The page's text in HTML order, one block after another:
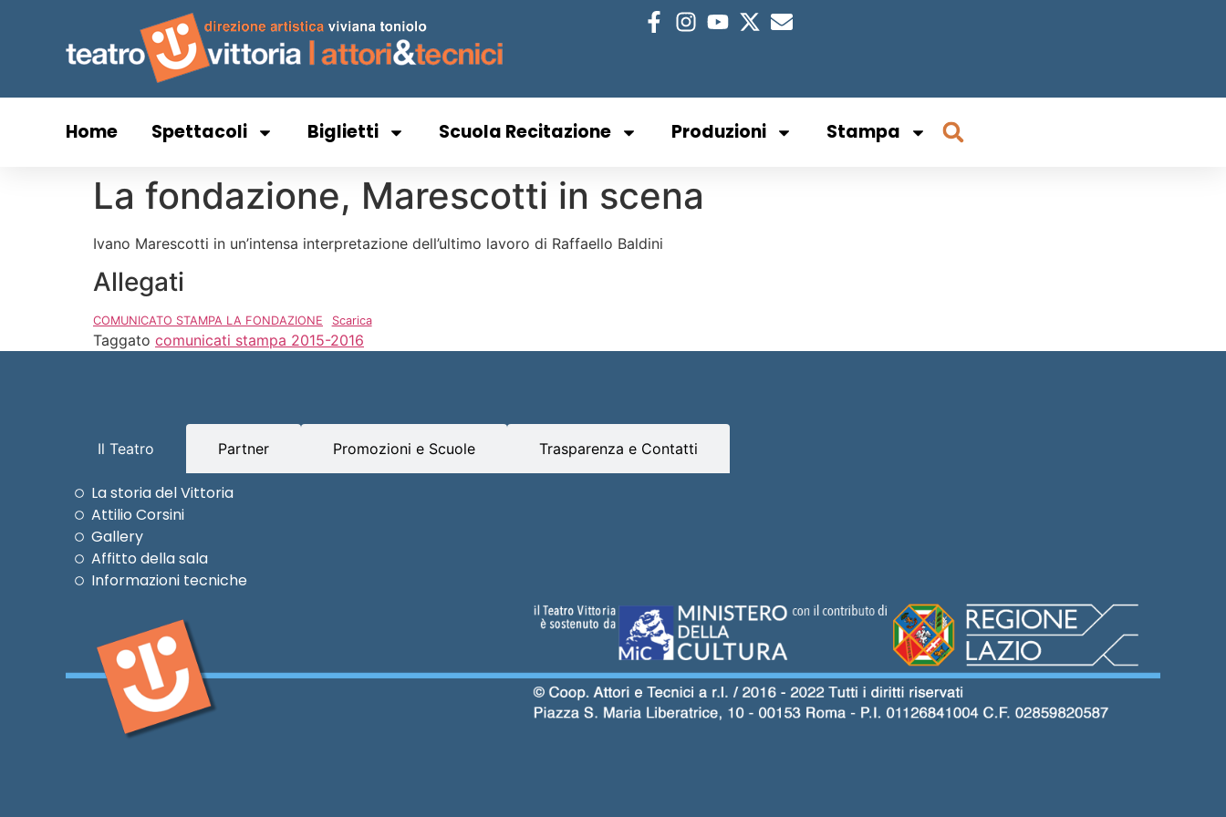
Home Spettacoli Biglietti Scuola Recitazione Produzioni Stampa
La fondazione, Marescotti in scena
Ivano Marescotti in un’intensa interpretazione dell’ultimo lavoro di Raffaello Baldini
Allegati
COMUNICATO STAMPA LA FONDAZIONE Scarica
Taggato comunicati stampa 2015-2016
Il Teatro Partner Promozioni e Scuole Trasparenza e Contatti
La storia del Vittoria
Attilio Corsini
Gallery
Affitto della sala
Informazioni tecniche